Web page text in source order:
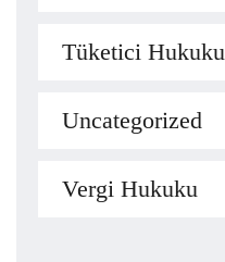
Tüketici Hukuku
Uncategorized
Vergi Hukuku